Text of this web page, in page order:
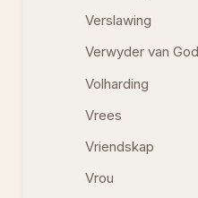
Verslawing
Verwyder van God
Volharding
Vrees
Vriendskap
Vrou